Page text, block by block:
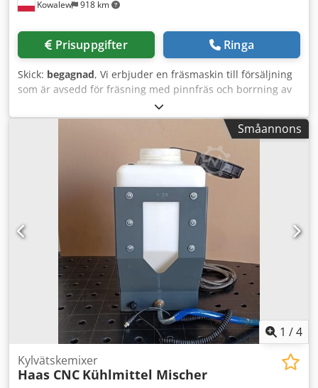
Kowalew 918 km
Prisuppgifter Ringa
Skick: begagnad, Vi erbjuder en fräsmaskin till försäljning
som är avsedd för fräsning med pinnfräs och borrning av
träbaserade material (MDF, spånskiva, OSB).
Arbetsbordsområde: Y=4000 mm X=2100 mm. Djdpfjzfirdsx
Småannons
1 /4
Kylvätskemixer
Haas CNC Kühlmittel Mischer